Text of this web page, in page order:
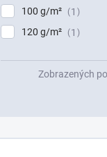
100 g/m²
1
120 g/m²
1
Zobrazených